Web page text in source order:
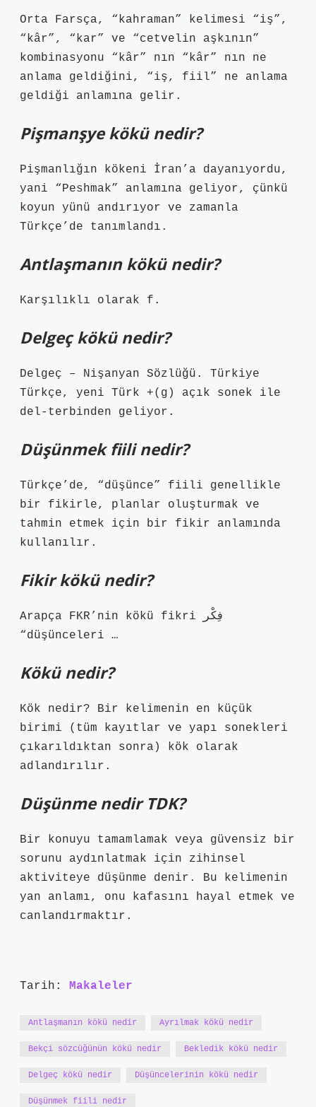
Orta Farsça, “kahraman” kelimesi “iş”,
“kâr”, “kar” ve “cetvelin aşkının”
kombinasyonu “kâr” nın “kâr” nın ne
anlama geldiğini, “iş, fiil” ne anlama
geldiği anlamına gelir.
Pişmanşye kökü nedir?
Pişmanlığın kökeni İran’a dayanıyordu,
yani “Peshmak” anlamına geliyor, çünkü
koyun yünü andırıyor ve zamanla
Türkçe’de tanımlandı.
Antlaşmanın kökü nedir?
Karşılıklı olarak f.
Delgeç kökü nedir?
Delgeç – Nişanyan Sözlüğü. Türkiye
Türkçe, yeni Türk +(g) açık sonek ile
del-terbinden geliyor.
Düşünmek fiili nedir?
Türkçe’de, “düşünce” fiili genellikle
bir fikirle, planlar oluşturmak ve
tahmin etmek için bir fikir anlamında
kullanılır.
Fikir kökü nedir?
Arapça FKR’nin kökü fikri فِكْر
“düşünceleri …
Kökü nedir?
Kök nedir? Bir kelimenin en küçük
birimi (tüm kayıtlar ve yapı sonekleri
çıkarıldıktan sonra) kök olarak
adlandırılır.
Düşünme nedir TDK?
Bir konuyu tamamlamak veya güvensiz bir
sorunu aydınlatmak için zihinsel
aktiviteye düşünme denir. Bu kelimenin
yan anlamı, onu kafasını hayal etmek ve
canlandırmaktır.
Tarih: Makaleler
Antlaşmanın kökü nedir Ayrılmak kökü nedir
Bekçi sözcüğünün kökü nedir Bekledik kökü nedir
Delgeç kökü nedir Düşüncelerinin kökü nedir
Düşünmek fiili nedir